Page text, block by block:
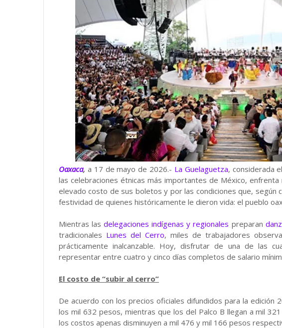
Oaxaca, a 17 de mayo de 2026.- La Guelaguetza, considerada
las celebraciones étnicas más importantes de México,
elevado costo de sus boletos y por las condiciones que, según
festividad de quienes históricamente le dieron vida: el pueblo
Mientras lasdelegaciones indígenas y regionales preparan
tradicionales Lunes del Cerro, miles de trabajadores
prácticamente inalcanzable. Hoy, disfrutar de una de las
representar entre cuatro y cinco días completos de salario
El costo de “subir al cerro”
De acuerdo con los precios oficiales difundidos para la edición
los mil 632 pesos, mientras que los del Palco B llegan a mil
los costos apenas disminuyen a mil 476 y mil 166 pesos